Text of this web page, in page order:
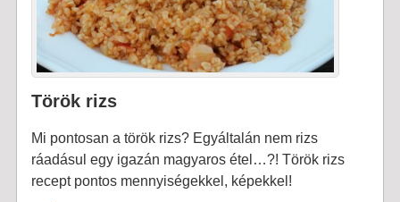
Török rizs
Mi pontosan a török rizs? Egyáltalán nem rizs
ráadásul egy igazán magyaros étel…?! Török rizs
recept pontos mennyiségekkel, képekkel!